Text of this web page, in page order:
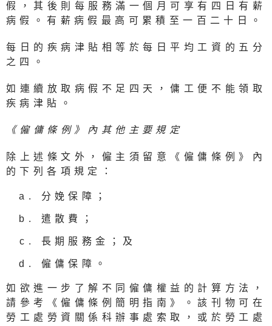
假，其後則每服務滿一個月可享有四日有薪
病假。有薪病假最高可累積至一百二十日。
每日的疾病津貼相等於每日平均工資的五分
之四。
如連續放取病假不足四天，傭工便不能領取
疾病津貼。
《僱傭條例》內其他主要規定
除上述條文外，僱主須留意《僱傭條例》內
的下列各項規定：
分娩保障；
遣散費；
長期服務金；及
僱傭保障。
如欲進一步了解不同僱傭權益的計算方法，
請參考《僱傭條例簡明指南》。該刊物可在
勞工處勞資關係科辦事處索取，或於勞工處